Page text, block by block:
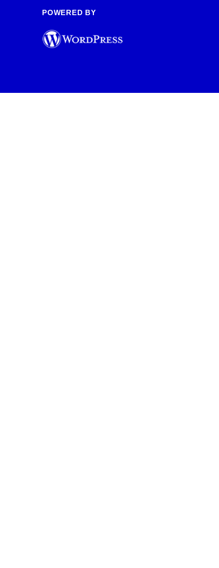
POWERED BY